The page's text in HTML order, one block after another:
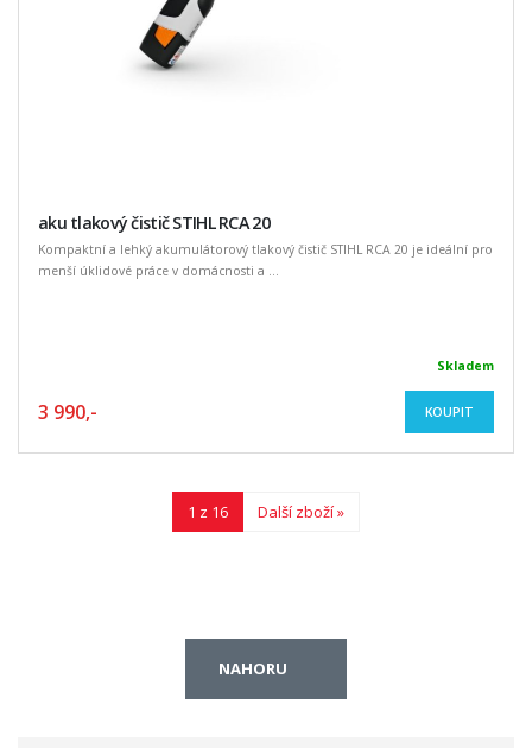
aku tlakový čistič STIHL RCA 20
Kompaktní a lehký akumulátorový tlakový čistič STIHL RCA 20 je ideální pro
menší úklidové práce v domácnosti a ...
Skladem
3 990,- KOUPIT
1 z 16 Další zboží »
NAHORU